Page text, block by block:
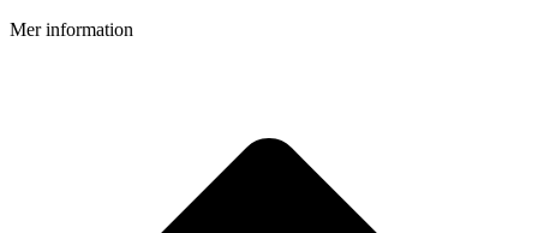
Mer information